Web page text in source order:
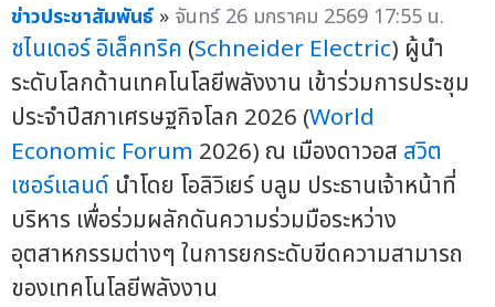
ข่าวประชาสัมพันธ์ » จันทร์ 26 มกราคม 2569 17:55 น.
ชไนเดอร์ อิเล็คทริค (Schneider Electric) ผู้นำ
ระดับโลกด้านเทคโนโลยีพลังงาน เข้าร่วมการประชุม
ประจำปีสภาเศรษฐกิจโลก 2026 (World
Economic Forum 2026) ณ เมืองดาวอส สวิต
เซอร์แลนด์ นำโดย โอลิวิเยร์ บลูม ประธานเจ้าหน้าที่
บริหาร เพื่อร่วมผลักดันความร่วมมือระหว่าง
อุตสาหกรรมต่างๆ ในการยกระดับขีดความสามารถ
ของเทคโนโลยีพลังงาน